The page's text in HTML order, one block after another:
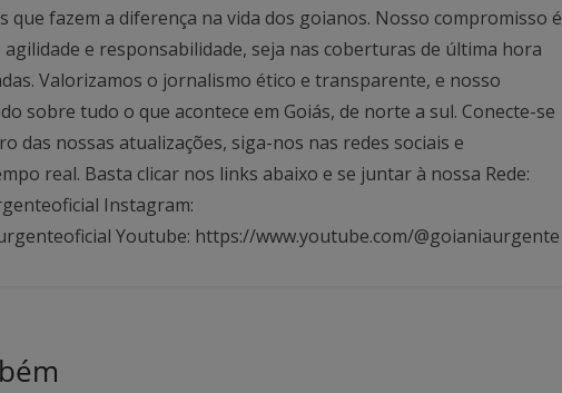
que fazem a diferença na vida dos goianos. Nosso compromisso é
e responsabilidade, seja nas coberturas de última hora
Valorizamos o jornalismo ético e transparente, e nosso
sobre tudo o que acontece em Goiás, de norte a sul. Conecte-se
das nossas atualizações, siga-nos nas redes sociais e
real. Basta clicar nos links abaixo e se juntar à nossa Rede:
Instagram:
Youtube: https://www.youtube.com/@goianiaurgente